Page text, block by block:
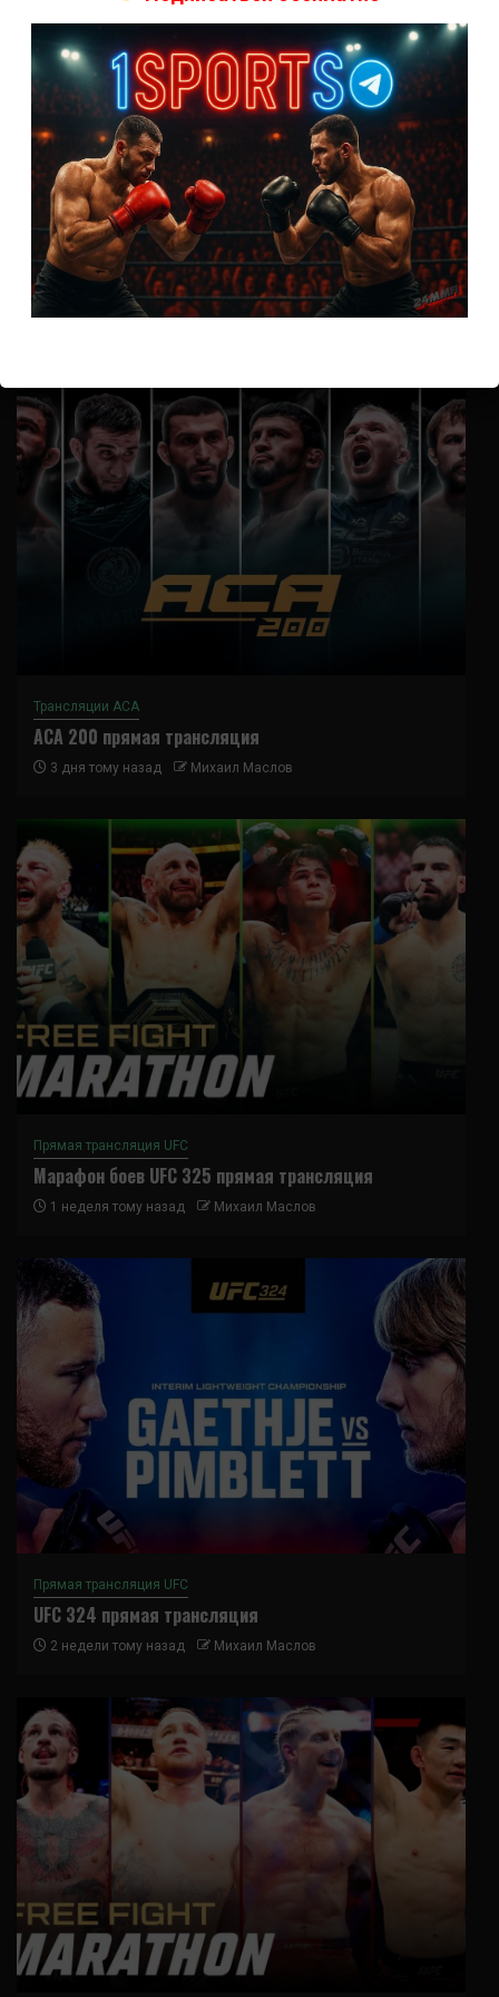
А как смотреть с ноутбука?
Анонимно кРасписание боев UFC
Кусок говна ты, существом даже нельзя ,такое как ты назвать!
АнонимнокКонор МакГрегор
УЧ
АнонимнокРэнди Браун — Николас Далби
не запускается ни один бой, реклама есть, а когда
заканчивается начинается загрузка видео длиною в жизнь.
Исправьте пожалуйста
Трансляции ACA
ACA 200 прямая трансляция
3 дня тому назад Михаил Маслов
Прямая трансляция UFC
Марафон боев UFC 325 прямая трансляция
1 неделя тому назад Михаил Маслов
Прямая трансляция UFC
UFC 324 прямая трансляция
2 недели тому назад Михаил Маслов